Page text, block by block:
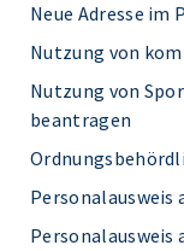
Neue Adresse im
Nutzung von
Nutzung von
beantragen
Personalausweis
Personalausweis